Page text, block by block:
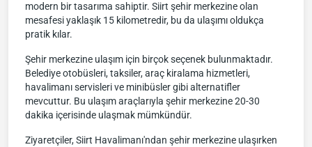
modern bir tasarıma sahiptir. Siirt şehir merkezine olan
mesafesi yaklaşık 15 kilometredir, bu da ulaşımı oldukça
pratik kılar.
Şehir merkezine ulaşım için birçok seçenek bulunmaktadır.
Belediye otobüsleri, taksiler, araç kiralama hizmetleri,
havalimanı servisleri ve minibüsler gibi alternatifler
mevcuttur. Bu ulaşım araçlarıyla şehir merkezine 20-30
dakika içerisinde ulaşmak mümkündür.
Ziyaretçiler, Siirt Havalimanı'ndan şehir merkezine ulaşırken